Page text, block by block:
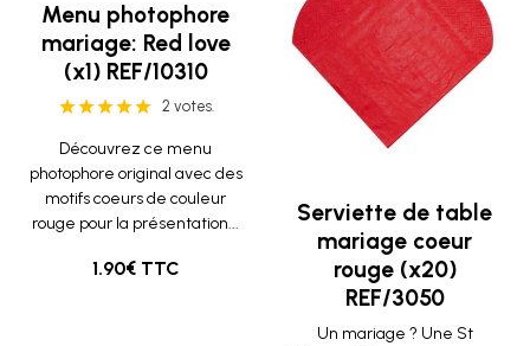
Menu photophore
mariage: Red love
(x1) REF/10310
2 votes.
Découvrez ce menu
photophore original avec des
motifs coeurs de couleur
rouge pour la présentation...
1.90€ TTC
Serviette de table
mariage coeur
rouge (x20)
REF/3050
Un mariage ? Une St